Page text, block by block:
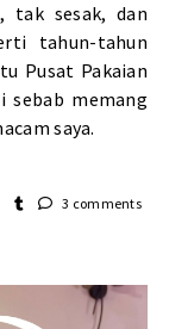
tak sesak, dan
tahun-tahun
Pusat Pakaian
sebab memang
saya.
3 comments